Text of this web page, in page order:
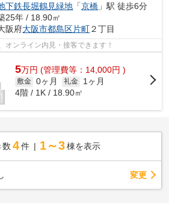
下鉄長堀鶴見緑地 「京橋 」駅 徒歩6分
25年 / 18.90㎡
阪府大阪市都島区片町２丁目
オンライン内見・接客できます！
5万円 (管理費等：14,000円 )
敷金 0ヶ月 礼金
1ヶ月
4階 / 1K / 18.90㎡
数 4 件 1～3 棟を表示
変更